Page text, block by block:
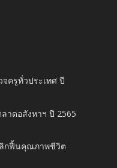
จครูทั่วประเทศ ปี
าดอสังหาฯ ปี 2565
กฟื้นคุณภาพชีวิต